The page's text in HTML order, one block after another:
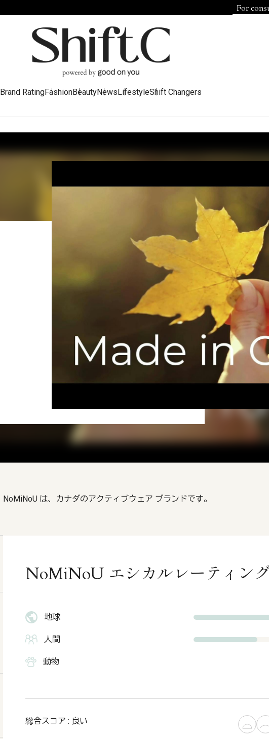
For
Brand RatingFashionBeautyNewsLifestyleShift Changers
NoMiNoU は、カナダのアクティブウェア ブランドです。
NoMiNoU エシカルレーティン
地球
人間
動物
総合スコア : 良い